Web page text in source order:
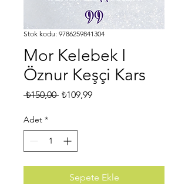
Stok kodu: 9786259841304
Mor Kelebek I
Öznur Keşçi Kars
₺150,00 Normal
₺109,99İndirimli
Adet *
Sepete Ekle